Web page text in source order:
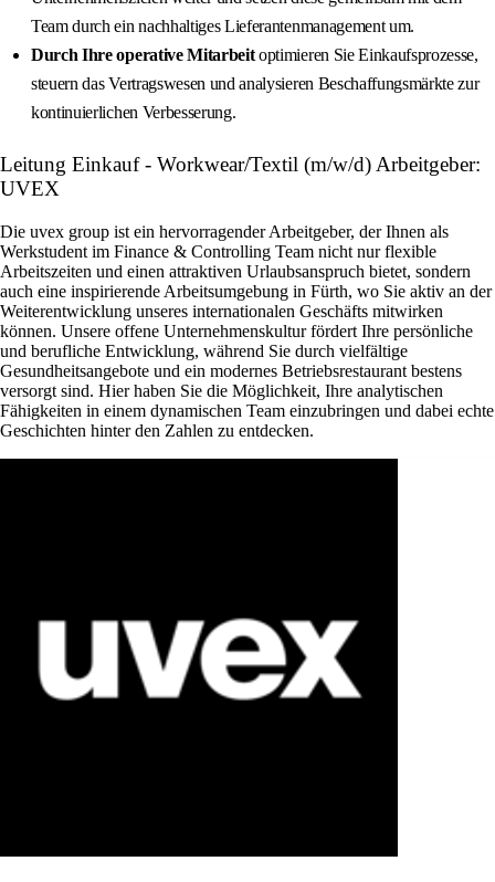
Team durch ein nachhaltiges Lieferantenmanagement um.
Durch Ihre operative Mitarbeitoptimieren Sie Einkaufsprozesse,
steuern das Vertragswesen und analysieren Beschaffungsmärkte zur
kontinuierlichen Verbesserung.
Leitung Einkauf - Workwear/Textil (m/w/d) Arbeitgeber:
UVEX
Die uvex group ist ein hervorragender Arbeitgeber, der Ihnen als
Werkstudent im Finance & Controlling Team nicht nur flexible
Arbeitszeiten und einen attraktiven Urlaubsanspruch bietet, sondern
auch eine inspirierende Arbeitsumgebung in Fürth, wo Sie aktiv an der
Weiterentwicklung unseres internationalen Geschäfts mitwirken
können. Unsere offene Unternehmenskultur fördert Ihre persönliche
und berufliche Entwicklung, während Sie durch vielfältige
Gesundheitsangebote und ein modernes Betriebsrestaurant bestens
versorgt sind. Hier haben Sie die Möglichkeit, Ihre analytischen
Fähigkeiten in einem dynamischen Team einzubringen und dabei echte
Geschichten hinter den Zahlen zu entdecken.